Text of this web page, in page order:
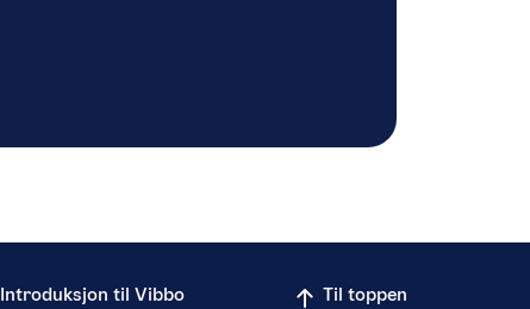
Introduksjon til Vibbo Til toppen